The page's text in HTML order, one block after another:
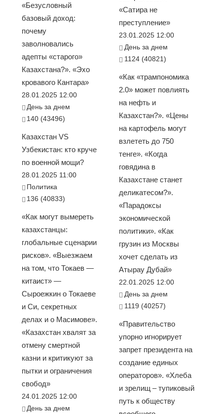
«Безусловный
базовый доход:
почему
заволновались
адепты «старого»
Казахстана?». «Эхо
кровавого Кантара»
28.01.2025 12:00
День за днем
140 (43496)
Казахстан VS
Узбекистан: кто круче
по военной мощи?
28.01.2025 11:00
Политика
136 (40833)
«Как могут вымереть
казахстанцы:
глобальные сценарии
рисков». «Выезжаем
на том, что Токаев —
китаист» —
Сыроежкин о Токаеве
и Си, секретных
делах и о Масимове».
«Казахстан хвалят за
отмену смертной
казни и критикуют за
пытки и ограничения
свобод»
24.01.2025 12:00
День за днем
«Сатира не
преступление»
23.01.2025 12:00
День за днем
1124 (40821)
«Как «трампономика
2.0» может повлиять
на нефть и
Казахстан?». «Цены
на картофель могут
взлететь до 750
тенге». «Когда
говядина в
Казахстане станет
деликатесом?».
«Парадоксы
экономической
политики». «Как
грузин из Москвы
хочет сделать из
Атырау Дубай»
22.01.2025 12:00
День за днем
1119 (40257)
«Правительство
упорно игнорирует
запрет президента на
создание единых
операторов». «Хлеба
и зрелищ – тупиковый
путь к обществу